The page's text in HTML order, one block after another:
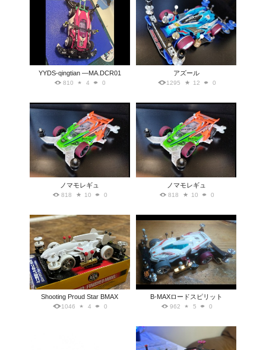
YYDS-qingtian —MA.DCR01
810 4 0
アズール
1295 12 0
ノマモレギュ
818 10 0
ノマモレギュ
818 10 0
Shooting Proud Star BMAX
1046 4 0
B-MAXロードスピリット
962 5 0